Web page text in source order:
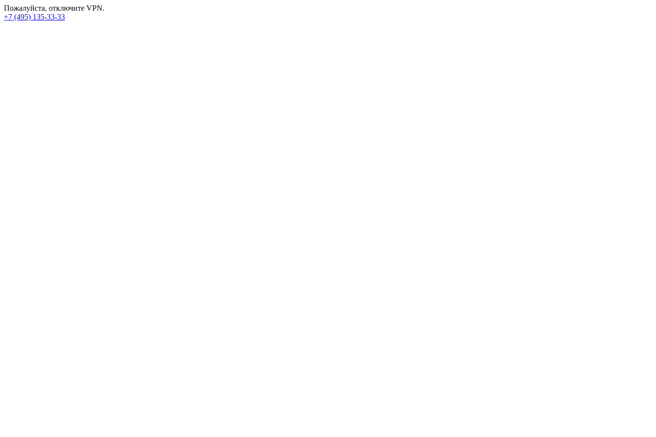
Пожалуйста, отключите VPN.
+7 (495) 135-33-33